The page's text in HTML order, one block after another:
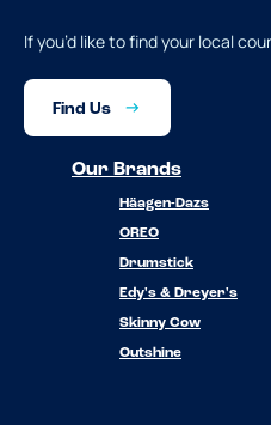
If you’d like to find your local
Find Us
Our Brands
Häagen-Dazs
OREO
Drumstick
Edy's & Dreyer's
Skinny Cow
Outshine